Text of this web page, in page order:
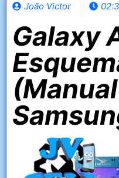
João Victor
Galaxy